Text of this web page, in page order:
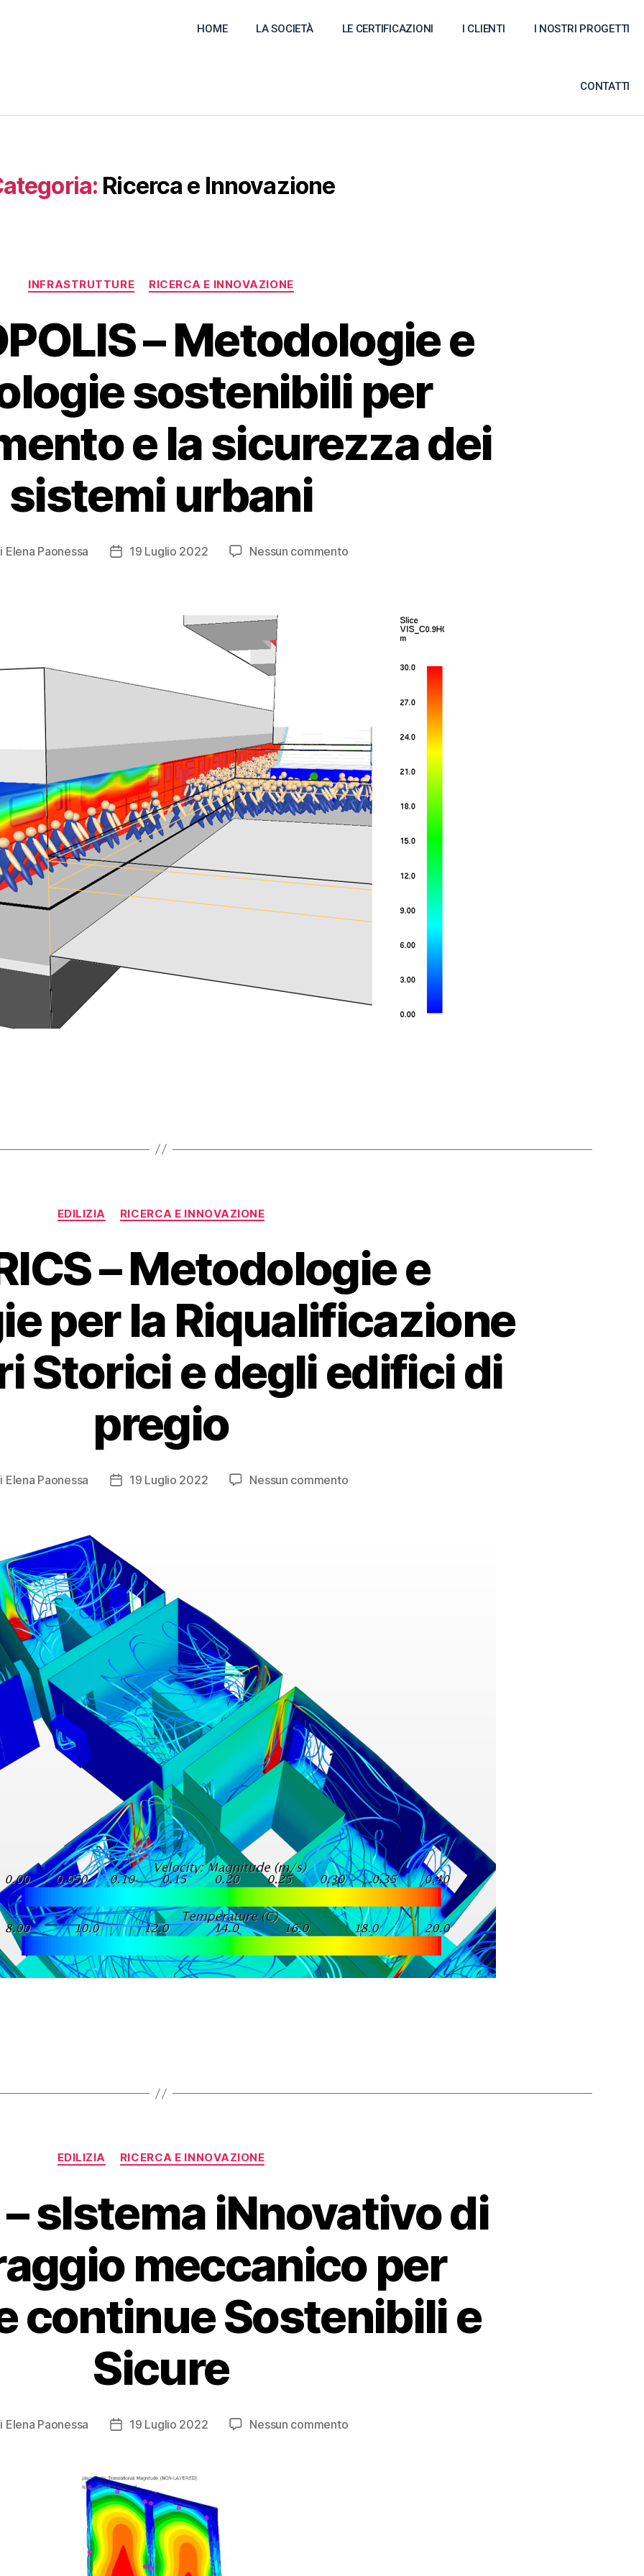
HOME LA SOCIETÀ LE CERTIFICAZIONI I CLIENTI I NOSTRI PROGETTI
CONTATTI
Ricerca e Innovazione
INFRASTRUTTURE RICERCA E INNOVAZIONE
– Metodologie e
sostenibili per
e la sicurezza dei
sistemi urbani
Elena Paonessa 19 Luglio 2022 Nessun commento
EDILIZIA RICERCA E INNOVAZIONE
– Metodologie e
per la Riqualificazione
Storici e degli edifici di
pregio
Elena Paonessa 19 Luglio 2022 Nessun commento
EDILIZIA RICERCA E INNOVAZIONE
– sIstema iNnovativo di
meccanico per
continue Sostenibili e
Sicure
Elena Paonessa 19 Luglio 2022 Nessun commento